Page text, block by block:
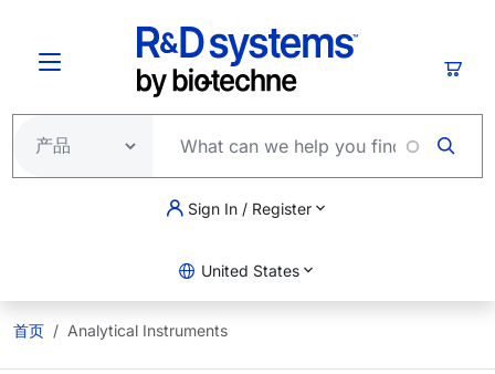
Sign In / Register
United States
首页 Analytical Instruments